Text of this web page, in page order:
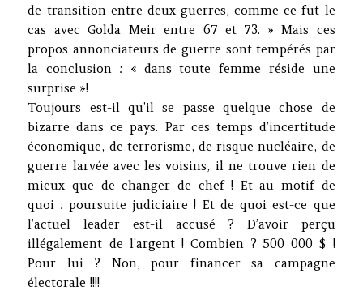
de transition entre deux guerres, comme ce fut le
cas avec Golda Meir entre 67 et 73. » Mais ces
propos annonciateurs de guerre sont tempérés par
la conclusion : « dans toute femme réside une
surprise »!
Toujours est-il qu’il se passe quelque chose de
bizarre dans ce pays. Par ces temps d’incertitude
économique, de terrorisme, de risque nucléaire, de
guerre larvée avec les voisins, il ne trouve rien de
mieux que de changer de chef ! Et au motif de
quoi : poursuite judiciaire ! Et de quoi est-ce que
l’actuel leader est-il accusé ? D’avoir perçu
illégalement de l’argent ! Combien ? 500 000 $ !
Pour lui ? Non, pour financer sa campagne
électorale !!!!